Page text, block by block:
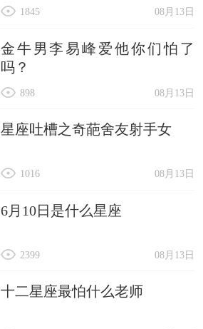
08月13日
1845
金牛男李易峰爱他你们怕了
吗？
08月13日
898
星座吐槽之奇葩舍友射手女
08月13日
1016
6月10日是什么星座
08月13日
2399
十二星座最怕什么老师